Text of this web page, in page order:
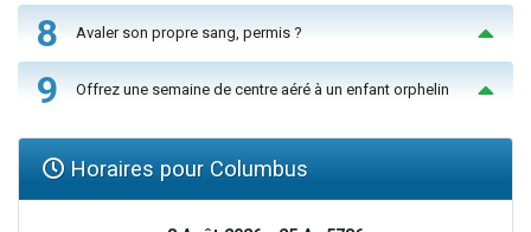
8 Avaler son propre sang, permis ?
9 Offrez une semaine de centre aéré à un enfant orphelin
Horaires pour Columbus